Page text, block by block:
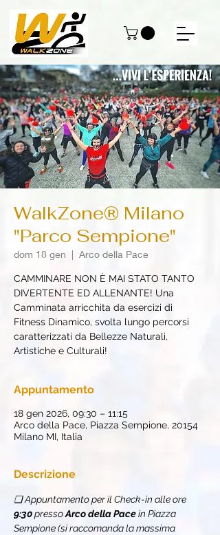
WalkZone® Milano
"Parco Sempione"
dom 18 gen
  |
Arco della Pace
CAMMINARE NON È MAI STATO TANTO
DIVERTENTE ED ALLENANTE! Una
Camminata arricchita da esercizi di
Fitness Dinamico, svolta lungo percorsi
caratterizzati da Bellezze Naturali,
Artistiche e Culturali!
Appuntamento
18 gen 2026, 09:30 – 11:15
Arco della Pace, Piazza Sempione, 20154
Milano MI, Italia
Descrizione
❏ Appuntamento per il Check-in alle ore
9:30 presso Arco della Pace in Piazza
Sempione (si raccomanda la massima